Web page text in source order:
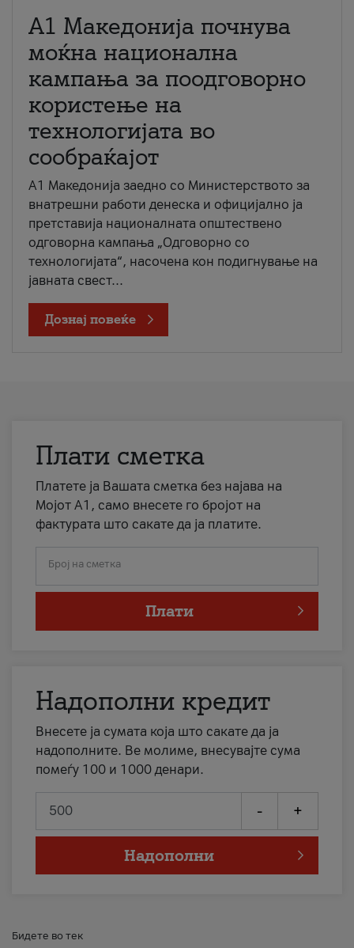
A1 Македонија почнува
моќна национална
кампања за поодговорно
користење на
технологијата во
сообраќајот
A1 Македонија заедно со Министерството за
внатрешни работи денеска и официјално ја
претставија националната општествено
одговорна кампања „Одговорно со
технологијата“, насочена кон подигнување на
јавната свест...
Дознај повеќе
Плати сметка
Платете ја Вашата сметка без најава на
Мојот А1, само внесете го бројот на
фактурата што сакате да ја платите.
Број на сметка
Плати
Надополни кредит
Внесете ја сумата која што сакате да ја
надополните. Ве молиме, внесувајте сума
помеѓу 100 и 1000 денари.
- +
Надополни
Бидете во тек